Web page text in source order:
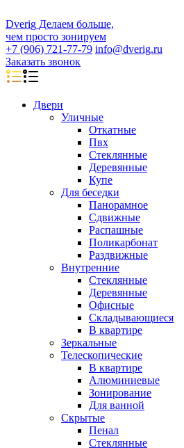
Dverig Делаем больше,
чем просто зонируем
+7 (906) 721-77-79 info@dverig.ru
Заказать звонок
Двери
Уличные
Откатные
Пвх
Стеклянные
Деревянные
Купе
Для беседки
Панорамное
Сдвижные
Распашные
Поликарбонат
Раздвижные
Внутренние
Стеклянные
Деревянные
Офисные
Складывающиеся
В квартире
Зеркальные
Телескопические
В квартире
Алюминиевые
Зонирование
Для ванной
Скрытые
Пенал
Стеклянные